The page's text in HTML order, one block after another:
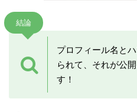
結論
プロフィール名と
られて、それが公
す！